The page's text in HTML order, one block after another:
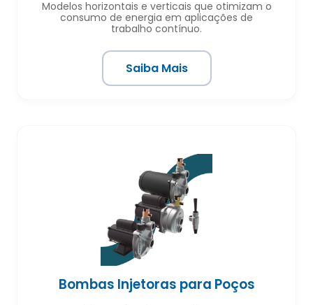
Modelos horizontais e verticais que otimizam o
consumo de energia em aplicações de
trabalho contínuo.
Saiba Mais
Bombas Injetoras para Poços